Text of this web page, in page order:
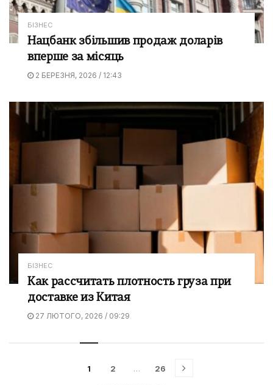
БІЗНЕС
Нацбанк збільшив продаж доларів
вперше за місяць
2 БЕРЕЗНЯ, 2026 / 12:43
БІЗНЕС
Как рассчитать плотность груза при
доставке из Китая
27 ЛЮТОГО, 2026 / 09:29
1 2 … 26